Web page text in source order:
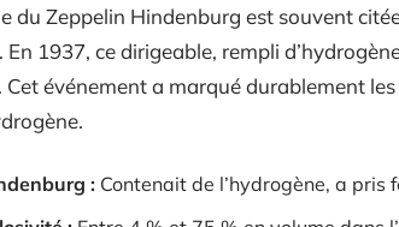
du Zeppelin Hindenburg est souvent
En 1937, ce dirigeable, rempli
Cet événement a marqué durablement
: Contenait de l’hydrogène, a pris